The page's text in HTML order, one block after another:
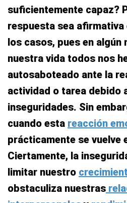
suficientemente capaz?
respuesta sea afirmativa
los casos, pues en algún
nuestra vida todos nos
autosaboteado ante la
actividad o tarea debido
inseguridades. Sin
cuando esta reacción
prácticamente se vuelve
Ciertamente, la
limitar nuestro
obstaculiza nuestras